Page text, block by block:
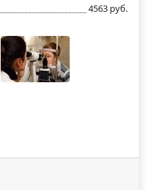
4563 руб.